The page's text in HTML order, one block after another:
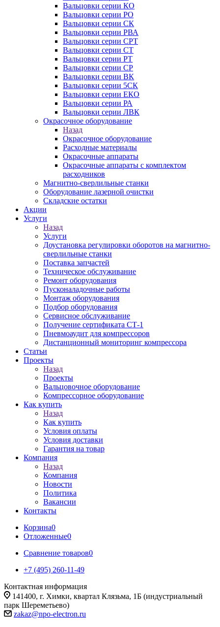
Вальцовки серии КО
Вальцовки серии РО
Вальцовки серии СК
Вальцовки серии РВА
Вальцовки серии СРТ
Вальцовки серии СТ
Вальцовки серии РТ
Вальцовки серии СР
Вальцовки серии ВК
Вальцовки серии 5СК
Вальцовки серии ЕКО
Вальцовки серии РА
Вальцовки серии ЛВК
Окрасочное оборудование
Назад
Окрасочное оборудование
Расходные материалы
Окрасочные аппараты
Окрасочные аппараты с комплектом
расходников
Магнитно-сверлильные станки
Оборудование лазерной очистки
Складские остатки
Акции
Услуги
Назад
Услуги
Доустановка регулировки оборотов на магнитно-
сверлильные станки
Поставка запчастей
Техническое обслуживание
Ремонт оборудования
Пусконаладочные работы
Монтаж оборудования
Подбор оборудования
Сервисное обслуживание
Получение сертификата СТ-1
Пневмоаудит для компрессоров
Дистанционный мониторинг компрессора
Статьи
Проекты
Назад
Проекты
Вальцовочное оборудование
Компрессорное оборудование
Как купить
Назад
Как купить
Условия оплаты
Условия доставки
Гарантия на товар
Компания
Назад
Компания
Новости
Политика
Вакансии
Контакты
Корзина0
Отложенные0
Сравнение товаров0
+7 (495) 260-11-49
Контактная информация
141400, г. Химки, квартал Клязьма, 1Б (индустриальный
парк Шереметьево)
zakaz@npo-electron.ru